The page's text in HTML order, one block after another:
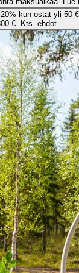
kun ostat yli 50
€. Kts. ehdot